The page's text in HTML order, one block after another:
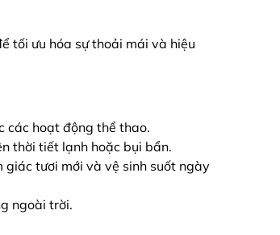
tối ưu hóa sự thoải mái và hiệu
các hoạt động thể thao.
thời tiết lạnh hoặc bụi bẩn.
giác tươi mới và vệ sinh suốt ngày
ngoài trời.